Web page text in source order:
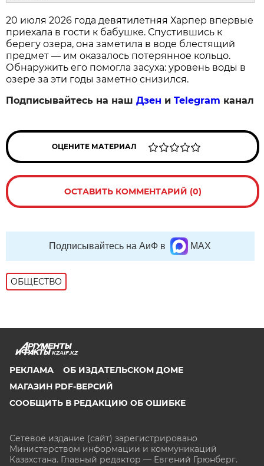
20 июля 2026 года девятилетняя Харпер впервые
приехала в гости к бабушке. Спустившись к
берегу озера, она заметила в воде блестящий
предмет — им оказалось потерянное кольцо.
Обнаружить его помогла засуха: уровень воды в
озере за эти годы заметно снизился.
Подписывайтесь на нашДзен иTelegram канал
ОЦЕНИТЕ МАТЕРИАЛ
ОСТАВИТЬ КОММЕНТАРИЙ (0)
Подписывайтесь на АиФ в MAX
ОБЩЕСТВО
KZAIF.KZ
РЕКЛАМА
ОБ ИЗДАТЕЛЬСКОМ ДОМЕ
МАГАЗИН PDF-ВЕРСИЙ
СООБЩИТЬ В РЕДАКЦИЮ ОБ ОШИБКЕ
Сетевое издание (сайт) зарегистрировано
Министерством информации и коммуникаций
Казахстана. Главный редактор — Евгений Грюнберг.